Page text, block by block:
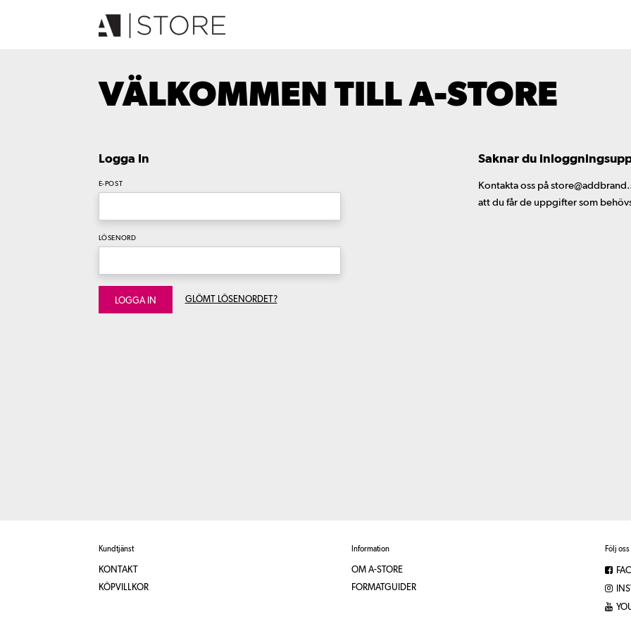
VÄLKOMMEN TILL A-STORE
Logga In
E-POST
LÖSENORD
LOGGA IN GLÖMT LÖSENORDET?
Saknar du
Kontakta oss på
att du får de uppgifter som
Kundtjänst
KONTAKT
KÖPVILLKOR
Information
OM A-STORE
FORMATGUIDER
Följ oss